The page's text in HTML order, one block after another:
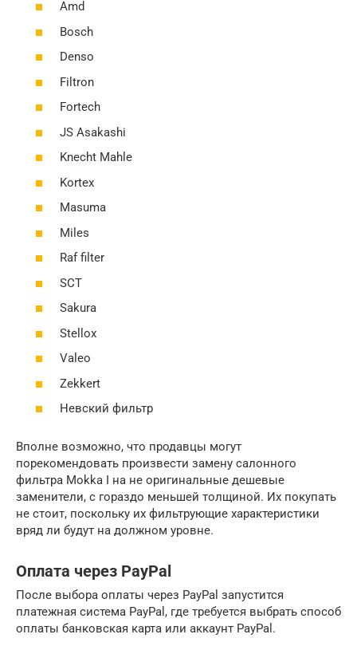
Amd
Bosch
Denso
Filtron
Fortech
JS Asakashi
Knecht Mahle
Kortex
Masuma
Miles
Raf filter
SCT
Sakura
Stellox
Valeo
Zekkert
Невский фильтр
Вполне возможно, что продавцы могут
порекомендовать произвести замену салонного
фильтра Mokka I на не оригинальные дешевые
заменители, с гораздо меньшей толщиной. Их покупать
не стоит, поскольку их фильтрующие характеристики
вряд ли будут на должном уровне.
Оплата через PayPal
После выбора оплаты через PayPal запустится
платежная система PayPal, где требуется выбрать способ
оплаты банковская карта или аккаунт PayPal.